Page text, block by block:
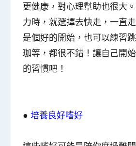
更健康，對心理幫助也很大
力時，就選擇去快走，一直
是個好的開始，也可以練習
珈等，都很不錯！讓自己開
的習慣吧！
● 培養良好嗜好